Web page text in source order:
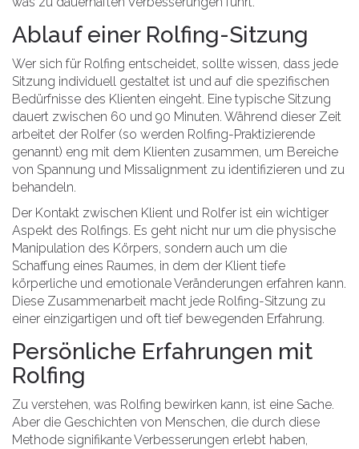
Ablauf einer Rolfing-Sitzung
Wer sich für Rolfing entscheidet, sollte wissen, dass jede
Sitzung individuell gestaltet ist und auf die spezifischen
Bedürfnisse des Klienten eingeht. Eine typische Sitzung
dauert zwischen 60 und 90 Minuten. Während dieser Zeit
arbeitet der Rolfer (so werden Rolfing-Praktizierende
genannt) eng mit dem Klienten zusammen, um Bereiche
von Spannung und Missalignment zu identifizieren und zu
behandeln.
Der Kontakt zwischen Klient und Rolfer ist ein wichtiger
Aspekt des Rolfings. Es geht nicht nur um die physische
Manipulation des Körpers, sondern auch um die
Schaffung eines Raumes, in dem der Klient tiefe
körperliche und emotionale Veränderungen erfahren kann.
Diese Zusammenarbeit macht jede Rolfing-Sitzung zu
einer einzigartigen und oft tief bewegenden Erfahrung.
Persönliche Erfahrungen mit
Rolfing
Zu verstehen, was Rolfing bewirken kann, ist eine Sache.
Aber die Geschichten von Menschen, die durch diese
Methode signifikante Verbesserungen erlebt haben,